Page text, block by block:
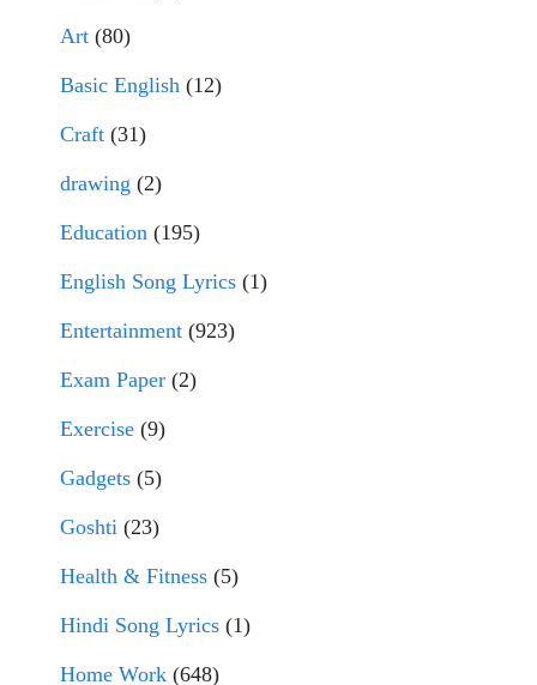
Art (80)
Basic English (12)
Craft (31)
drawing (2)
Education (195)
English Song Lyrics (1)
Entertainment (923)
Exam Paper (2)
Exercise (9)
Gadgets (5)
Goshti (23)
Health & Fitness (5)
Hindi Song Lyrics (1)
Home Work (648)